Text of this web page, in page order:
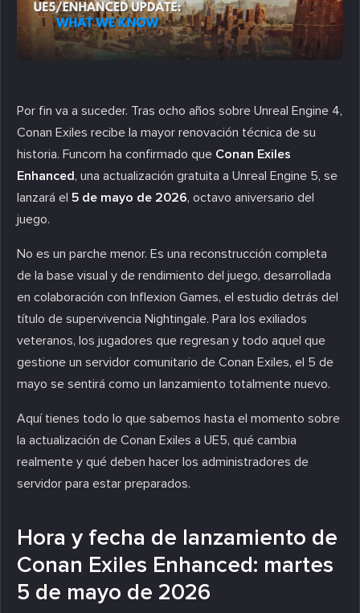
Por fin va a suceder. Tras ocho años sobre Unreal Engine 4,
Conan Exiles recibe la mayor renovación técnica de su
historia. Funcom ha confirmado que Conan Exiles
Enhanced, una actualización gratuita a Unreal Engine 5, se
lanzará el 5 de mayo de 2026, octavo aniversario del
juego.
No es un parche menor. Es una reconstrucción completa
de la base visual y de rendimiento del juego, desarrollada
en colaboración con Inflexion Games, el estudio detrás del
título de supervivencia Nightingale. Para los exiliados
veteranos, los jugadores que regresan y todo aquel que
gestione un servidor comunitario de Conan Exiles, el 5 de
mayo se sentirá como un lanzamiento totalmente nuevo.
Aquí tienes todo lo que sabemos hasta el momento sobre
la actualización de Conan Exiles a UE5, qué cambia
realmente y qué deben hacer los administradores de
servidor para estar preparados.
Hora y fecha de lanzamiento de
Conan Exiles Enhanced: martes
5 de mayo de 2026